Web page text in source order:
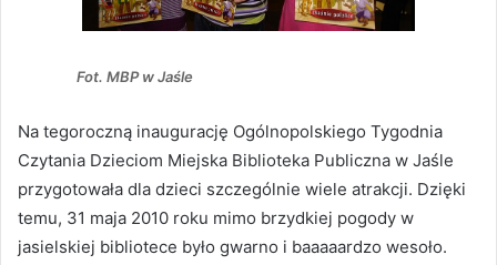
Fot. MBP w Jaśle
Na tegoroczną inaugurację Ogólnopolskiego Tygodnia
Czytania Dzieciom Miejska Biblioteka Publiczna w Jaśle
przygotowała dla dzieci szczególnie wiele atrakcji. Dzięki
temu, 31 maja 2010 roku mimo brzydkiej pogody w
jasielskiej bibliotece było gwarno i baaaaardzo wesoło.